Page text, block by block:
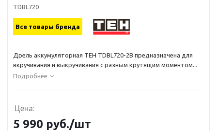
TDBL720
Все товары бренда
Дрель аккумуляторная TEH TDBL720-2B предназначена для
вкручивания и выкручивания с разным крутящим моментом...
Подробнее
Цена:
5 990 руб./шт